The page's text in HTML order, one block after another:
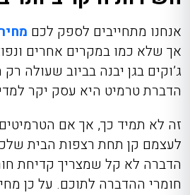
אנחנו מתחייבים לספק לכם
אך שלא כמו במקרים אחרים
הדברת טרמיט היא עסק יקר
זה לא תמיד כך, אך אם
לעצמם קן תחת רצפות הבית
הדברה לא קל שמצריך קדיחת
חומרי ההדברה לתוכם. על כן